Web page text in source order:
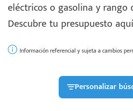
eléctricos o gasolina y rango
Descubre tu presupuesto
Información referencial y sujeta a cambios
Personalizar